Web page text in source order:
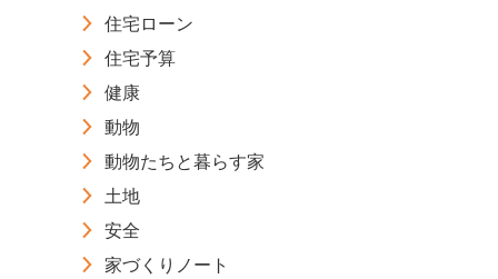
住宅ローン
住宅予算
健康
動物
動物たちと暮らす家
土地
安全
家づくりノート